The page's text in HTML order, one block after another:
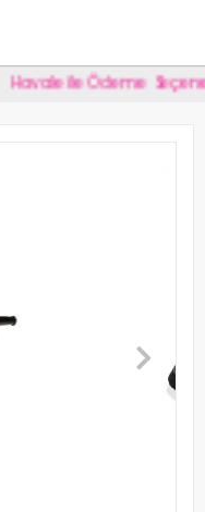
Havale İle Ödeme